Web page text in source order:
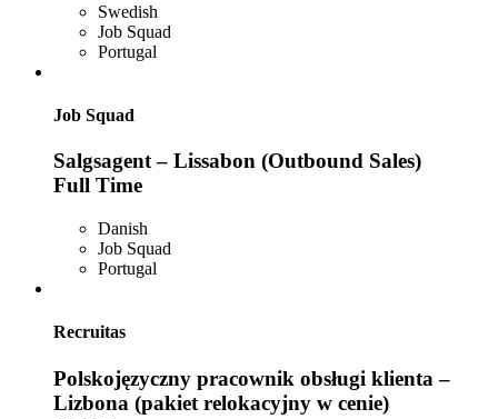
Swedish
Job Squad
Portugal
Job Squad
Salgsagent – Lissabon (Outbound Sales)
Full Time
Danish
Job Squad
Portugal
Recruitas
Polskojęzyczny pracownik obsługi klienta –
Lizbona (pakiet relokacyjny w cenie)